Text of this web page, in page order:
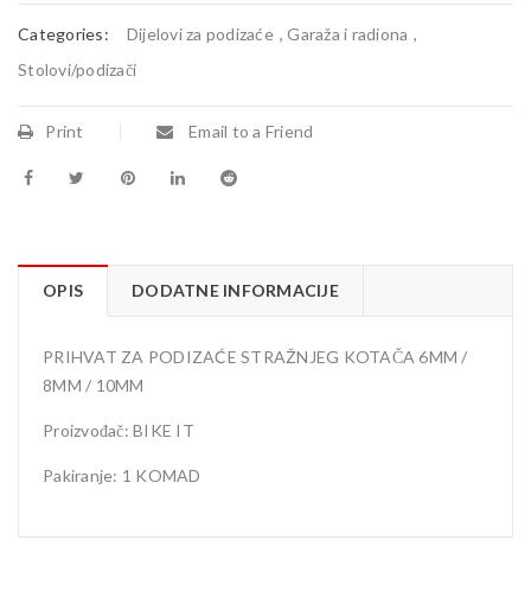
Categories: Dijelovi za podizaće ,Garaža i radiona ,
Stolovi/podizači
Print Email to a Friend
OPIS DODATNE INFORMACIJE
PRIHVAT ZA PODIZAĆE STRAŽNJEG KOTAČA 6MM /
8MM / 10MM
Proizvođač: BIKE IT
Pakiranje: 1 KOMAD